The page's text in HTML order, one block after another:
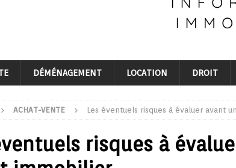
DÉMÉNAGEMENT LOCATION DROIT
ACHAT-VENTE Les éventuels risques à évaluer avant
risques à